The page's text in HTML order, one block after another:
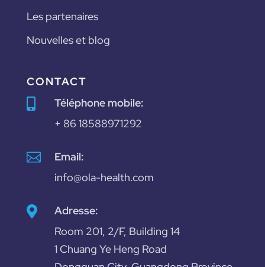
Les partenaires
Nouvelles et blog
CONTACT

Téléphone mobile:
+ 86 18588971292

Email:
info@ola-health.com

Adresse:
Room 201, 2/F, Building 14
1 Chuang Ye Heng Road